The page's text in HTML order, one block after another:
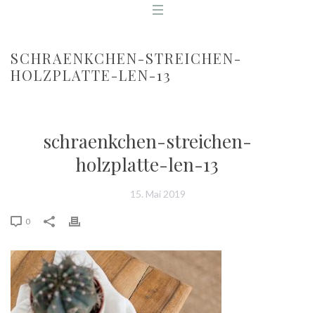
SCHRAENKCHEN-STREICHEN-
HOLZPLATTE-LEN-13
schraenkchen-streichen-
holzplatte-len-13
15. Mai 2019
0